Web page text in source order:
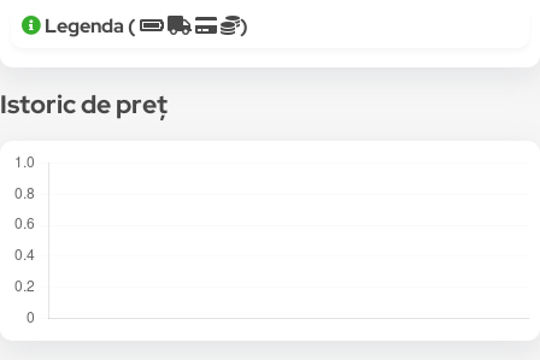
Legenda ( )
Istoric de preț